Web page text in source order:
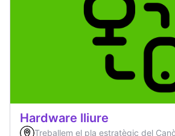
Hardware lliure
Treballem el pla estratègic del